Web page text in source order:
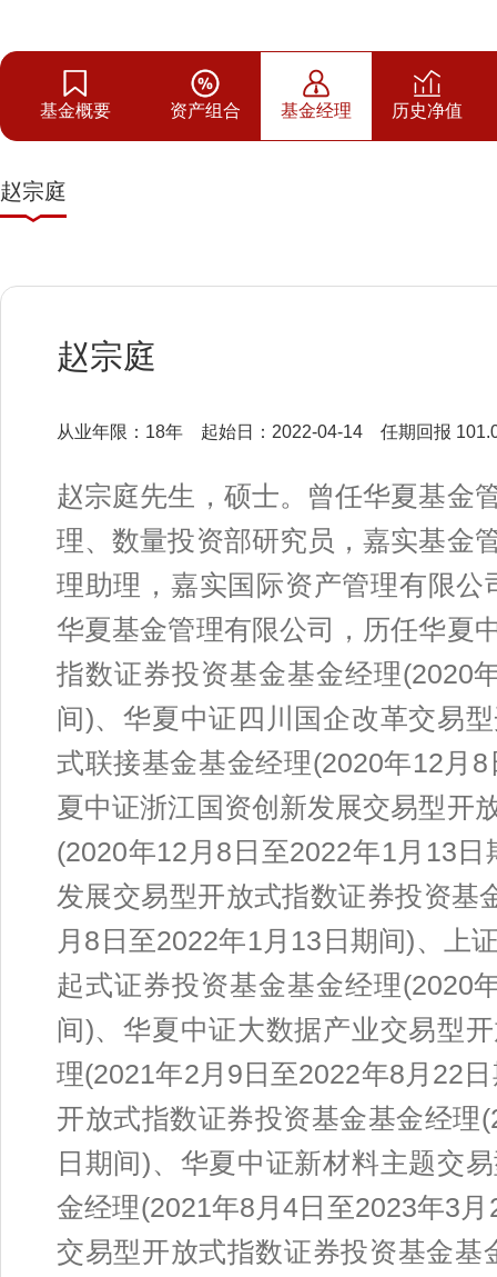
基金概要 资产组合 基金经理 历史净值
赵宗庭
赵宗庭
从业年限：18年 起始日：2022-04-14 任期回报
赵宗庭先生，硕士。曾任华夏基金
理、数量投资部研究员，嘉实基金
理助理，嘉实国际资产管理有限
华夏基金管理有限公司，历任华夏
指数证券投资基金基金经理(2020
间)、华夏中证四川国企改革交易
式联接基金基金经理(2020年12月
夏中证浙江国资创新发展交易型开
(2020年12月8日至2022年1月13
发展交易型开放式指数证券投资基
月8日至2022年1月13日期间)、上
起式证券投资基金基金经理(2020
间)、华夏中证大数据产业交易型
理(2021年2月9日至2022年8月22
开放式指数证券投资基金基金经理
日期间)、华夏中证新材料主题交
金经理(2021年8月4日至2023年3
交易型开放式指数证券投资基金